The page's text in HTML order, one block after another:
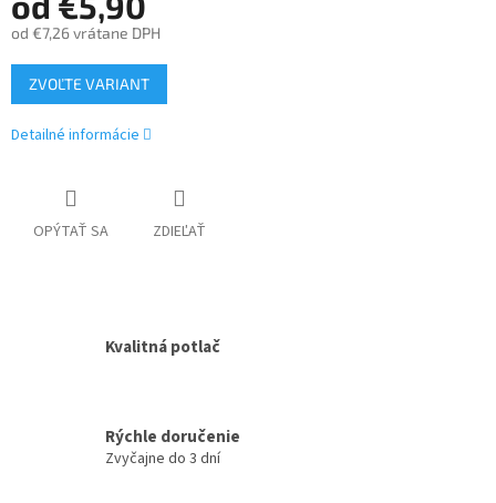
od €7,26vrátane DPH
Jednotková
cena:
ZVOĽTE VARIANT
Detailné informácie
OPÝTAŤ SA ZDIEĽAŤ
Kvalitná potlač
Rýchle doručenie
Zvyčajne do 3 dní